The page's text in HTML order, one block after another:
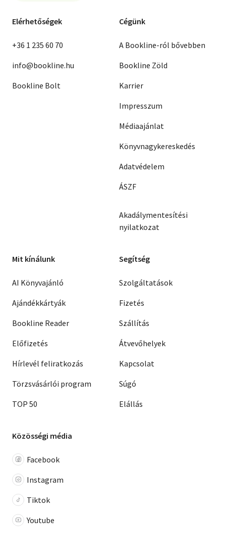
Elérhetőségek
+36 1 235 60 70
info@bookline.hu
Bookline Bolt
Cégünk
A Bookline-ról bővebben
Bookline Zöld
Karrier
Impresszum
Médiaajánlat
Könyvnagykereskedés
Adatvédelem
ÁSZF
Akadálymentesítési
nyilatkozat
Mit kínálunk
AI Könyvajánló
Ajándékkártyák
Bookline Reader
Előfizetés
Hírlevél feliratkozás
Törzsvásárlói program
TOP 50
Segítség
Szolgáltatások
Fizetés
Szállítás
Átvevőhelyek
Kapcsolat
Súgó
Elállás
Közösségi média
Facebook
Instagram
Tiktok
Youtube